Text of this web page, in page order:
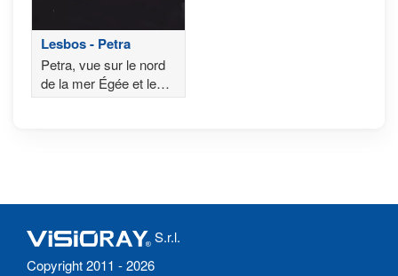
Lesbos - Petra
Petra, vue sur le nord
de la mer Égée et le
château de Molyvos
S.r.l.
Copyright 2011 - 2026